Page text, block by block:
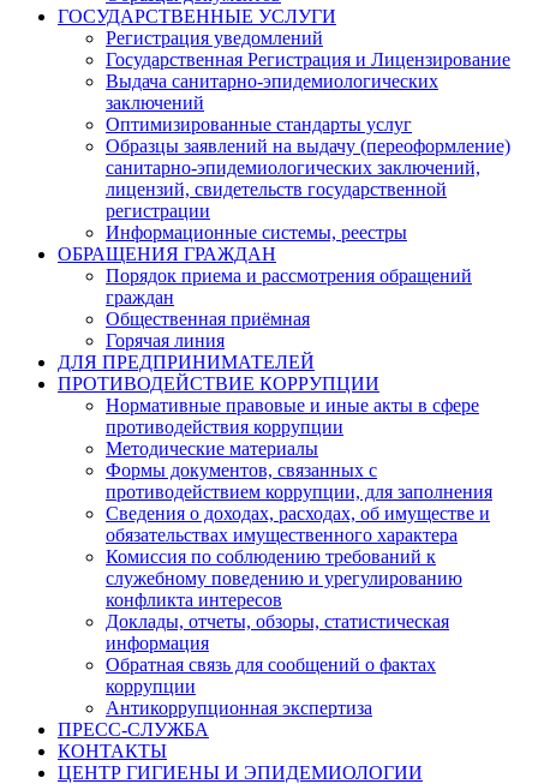
ГОСУДАРСТВЕННЫЕ УСЛУГИ
Регистрация уведомлений
Государственная Регистрация и Лицензирование
Выдача санитарно-эпидемиологических
заключений
Оптимизированные стандарты услуг
Образцы заявлений на выдачу (переоформление)
санитарно-эпидемиологических заключений,
лицензий, свидетельств государственной
регистрации
Информационные системы, реестры
ОБРАЩЕНИЯ ГРАЖДАН
Порядок приема и рассмотрения обращений
граждан
Общественная приёмная
Горячая линия
ДЛЯ ПРЕДПРИНИМАТЕЛЕЙ
ПРОТИВОДЕЙСТВИЕ КОРРУПЦИИ
Нормативные правовые и иные акты в сфере
противодействия коррупции
Методические материалы
Формы документов, связанных с
противодействием коррупции, для заполнения
Сведения о доходах, расходах, об имуществе и
обязательствах имущественного характера
Комиссия по соблюдению требований к
служебному поведению и урегулированию
конфликта интересов
Доклады, отчеты, обзоры, статистическая
информация
Обратная связь для сообщений о фактах
коррупции
Антикоррупционная экспертиза
ПРЕСС-СЛУЖБА
КОНТАКТЫ
ЦЕНТР ГИГИЕНЫ И ЭПИДЕМИОЛОГИИ